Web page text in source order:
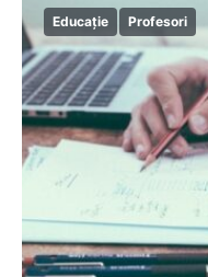
Educație Profesori